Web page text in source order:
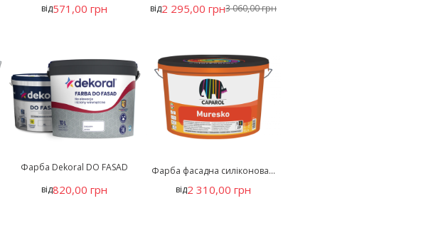
від571,00 грн від2 295,00 грн3 060,00 грн
Фарба Dekoral DO FASAD
від820,00 грн
Фарба фасадна силіконова...
від2 310,00 грн